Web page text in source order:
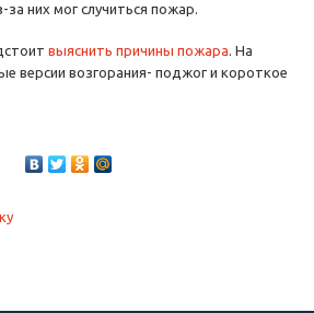
них мог случиться пожар.
выяснить причины пожара. На
версии возгорания- поджог и короткое